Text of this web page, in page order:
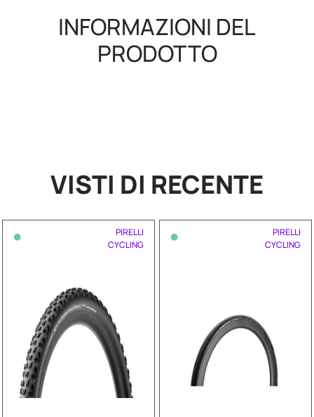
INFORMAZIONI DEL
PRODOTTO
VISTI DI RECENTE
•
PIRELLI
CYCLING
•
PIRELLI
CYCLING